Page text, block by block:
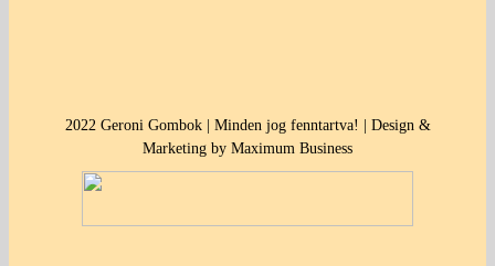
2022 Geroni Gombok | Minden jog fenntartva! | Design &
Marketing by Maximum Business